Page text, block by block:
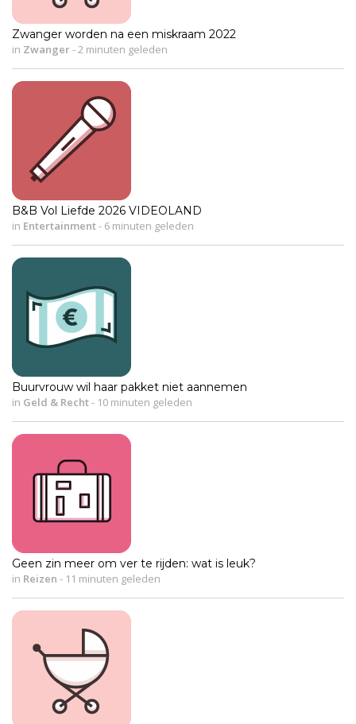
Zwanger worden na een miskraam 2022
in Zwanger- 2 minuten geleden
B&B Vol Liefde 2026 VIDEOLAND
in Entertainment- 6 minuten geleden
Buurvrouw wil haar pakket niet aannemen
in Geld & Recht- 10 minuten geleden
Geen zin meer om ver te rijden: wat is leuk?
in Reizen - 11 minuten geleden